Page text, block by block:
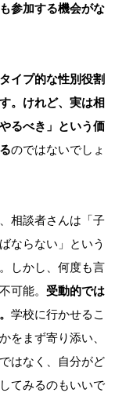
参加する機会がな
イプ的な性別役割
。けれど、実は相
るべき」という価
のではないでしょ
相談者さんは「子
ならない」という
しかし、何度も言
可能。 受動的では
学校に行かせるこ
をまず寄り添い、
はなく、自分がど
てみるのもいいで